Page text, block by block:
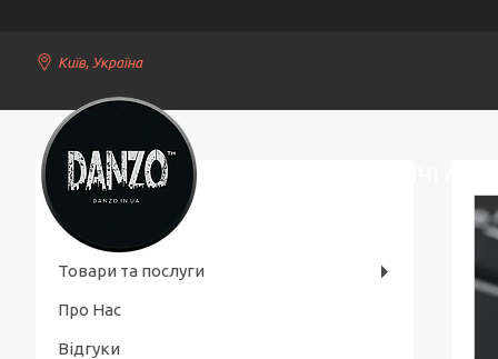
Київ, Україна
Товари та послуги
Про Нас
Відгуки